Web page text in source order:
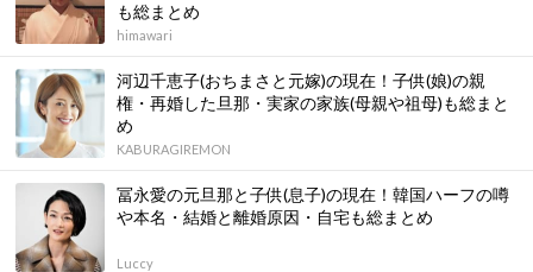
も総まとめ
himawari
河辺千恵子(おちまさと元嫁)の現在！子供(娘)の親
権・再婚した旦那・実家の家族(母親や祖母)も総まと
め
KABURAGIREMON
冨永愛の元旦那と子供(息子)の現在！韓国ハーフの噂
や本名・結婚と離婚原因・自宅も総まとめ
Luccy